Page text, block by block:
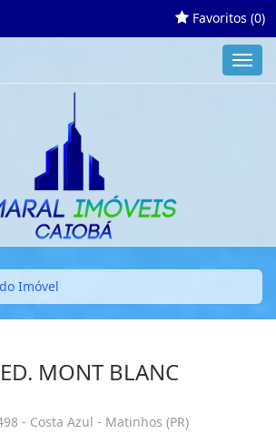
Favoritos (0)
Imóvel
MONT BLANC
- Costa Azul - Matinhos (PR)